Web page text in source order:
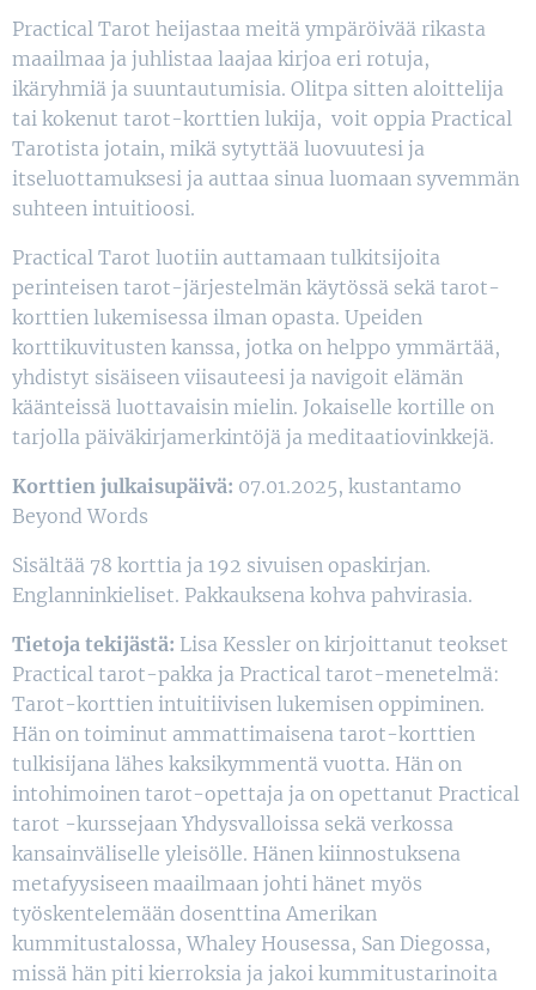
Practical Tarot heijastaa meitä ympäröivää rikasta
maailmaa ja juhlistaa laajaa kirjoa eri rotuja,
ikäryhmiä ja suuntautumisia. Olitpa sitten aloittelija
tai kokenut tarot-korttien lukija, voit oppia Practical
Tarotista jotain, mikä sytyttää luovuutesi ja
itseluottamuksesi ja auttaa sinua luomaan syvemmän
suhteen intuitioosi.
Practical Tarot luotiin auttamaan tulkitsijoita
perinteisen tarot-järjestelmän käytössä sekä tarot-
korttien lukemisessa ilman opasta. Upeiden
korttikuvitusten kanssa, jotka on helppo ymmärtää,
yhdistyt sisäiseen viisauteesi ja navigoit elämän
käänteissä luottavaisin mielin. Jokaiselle kortille on
tarjolla päiväkirjamerkintöjä ja meditaatiovinkkejä.
Korttien julkaisupäivä: 07.01.2025, kustantamo
Beyond Words
Sisältää 78 korttia ja 192 sivuisen opaskirjan.
Englanninkieliset. Pakkauksena kohva pahvirasia.
Tietoja tekijästä: Lisa Kessler on kirjoittanut teokset
Practical tarot-pakka ja Practical tarot-menetelmä:
Tarot-korttien intuitiivisen lukemisen oppiminen.
Hän on toiminut ammattimaisena tarot-korttien
tulkisijana lähes kaksikymmentä vuotta. Hän on
intohimoinen tarot-opettaja ja on opettanut Practical
tarot -kurssejaan Yhdysvalloissa sekä verkossa
kansainväliselle yleisölle. Hänen kiinnostuksena
metafyysiseen maailmaan johti hänet myös
työskentelemään dosenttina Amerikan
kummitustalossa, Whaley Housessa, San Diegossa,
missä hän piti kierroksia ja jakoi kummitustarinoita